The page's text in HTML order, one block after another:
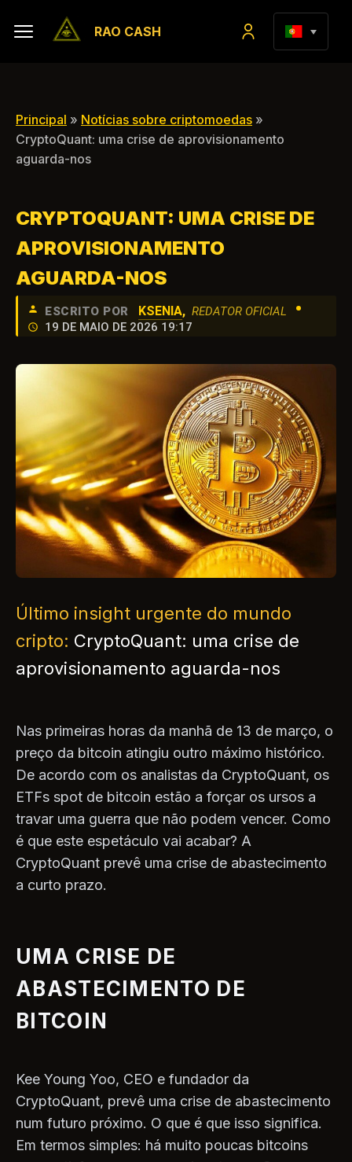
RAO CASH
Principal » Notícias sobre criptomoedas »
CryptoQuant: uma crise de aprovisionamento
aguarda-nos
CRYPTOQUANT: UMA CRISE DE
APROVISIONAMENTO
AGUARDA-NOS
ESCRITO POR KSENIA, REDATOR OFICIAL •
19 DE MAIO DE 2026 19:17
Último insight urgente do mundo
cripto: CryptoQuant: uma crise de
aprovisionamento aguarda-nos
Nas primeiras horas da manhã de 13 de março, o
preço da bitcoin atingiu outro máximo histórico.
De acordo com os analistas da CryptoQuant, os
ETFs spot de bitcoin estão a forçar os ursos a
travar uma guerra que não podem vencer. Como
é que este espetáculo vai acabar? A
CryptoQuant prevê uma crise de abastecimento
a curto prazo.
UMA CRISE DE
ABASTECIMENTO DE
BITCOIN
Kee Young Yoo, CEO e fundador da
CryptoQuant, prevê uma crise de abastecimento
num futuro próximo. O que é que isso significa.
Em termos simples: há muito poucas bitcoins